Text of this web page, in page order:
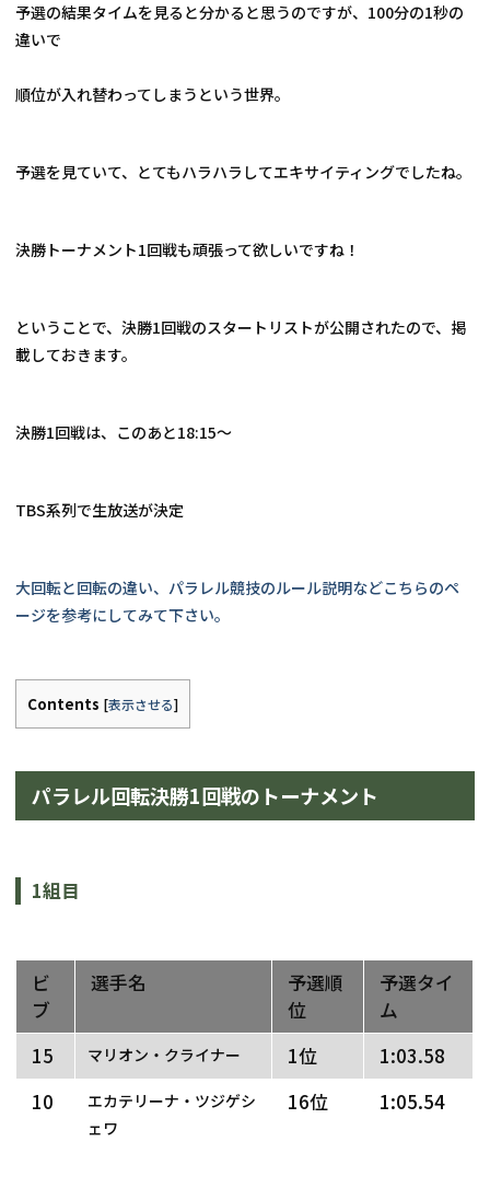
予選の結果タイムを見ると分かると思うのですが、100分の1秒の
違いで
順位が入れ替わってしまうという世界。
予選を見ていて、とてもハラハラしてエキサイティングでしたね。
決勝トーナメント1回戦も頑張って欲しいですね！
ということで、決勝1回戦のスタートリストが公開されたので、掲
載しておきます。
決勝1回戦は、このあと18:15〜
TBS系列で生放送が決定
大回転と回転の違い、パラレル競技のルール説明などこちらのペ
ージを参考にしてみて下さい。
Contents [表示させる]
パラレル回転決勝1回戦のトーナメント
1組目
ビ
ブ
選手名
予選順
位
予選タイ
ム
15
マリオン・クライナー 1位
1:03.58
10
エカテリーナ・ツジゲシ
ェワ
16位 1:05.54